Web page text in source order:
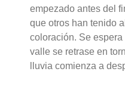
empezado antes del
que otros han tenido
coloración. Se
valle se retrase en
lluvia comienza a